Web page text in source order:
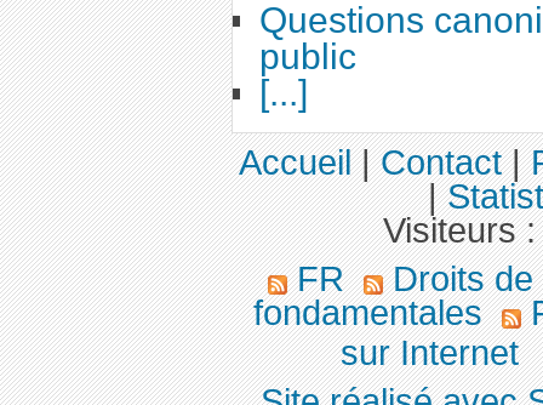
Questions
public
[...]
Accueil|Contact|
|
Visiteurs
FR
Droits de
fondamentales
sur Internet